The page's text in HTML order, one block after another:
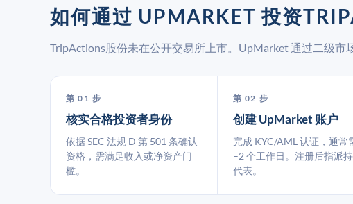
如何通过 UPMARKET 投资
TripActions股份未在公开交易所上市。UpMarket 通过二级市
第 01 步
核实合格投资者身份
依据 SEC 法规 D 第 501 条确认
资格，需满足收入或净资产门
槛。
第 02 步
创建 UpMarket 账户
完成 KYC/AML 认证，通常
–2 个工作日。注册后指派
代表。